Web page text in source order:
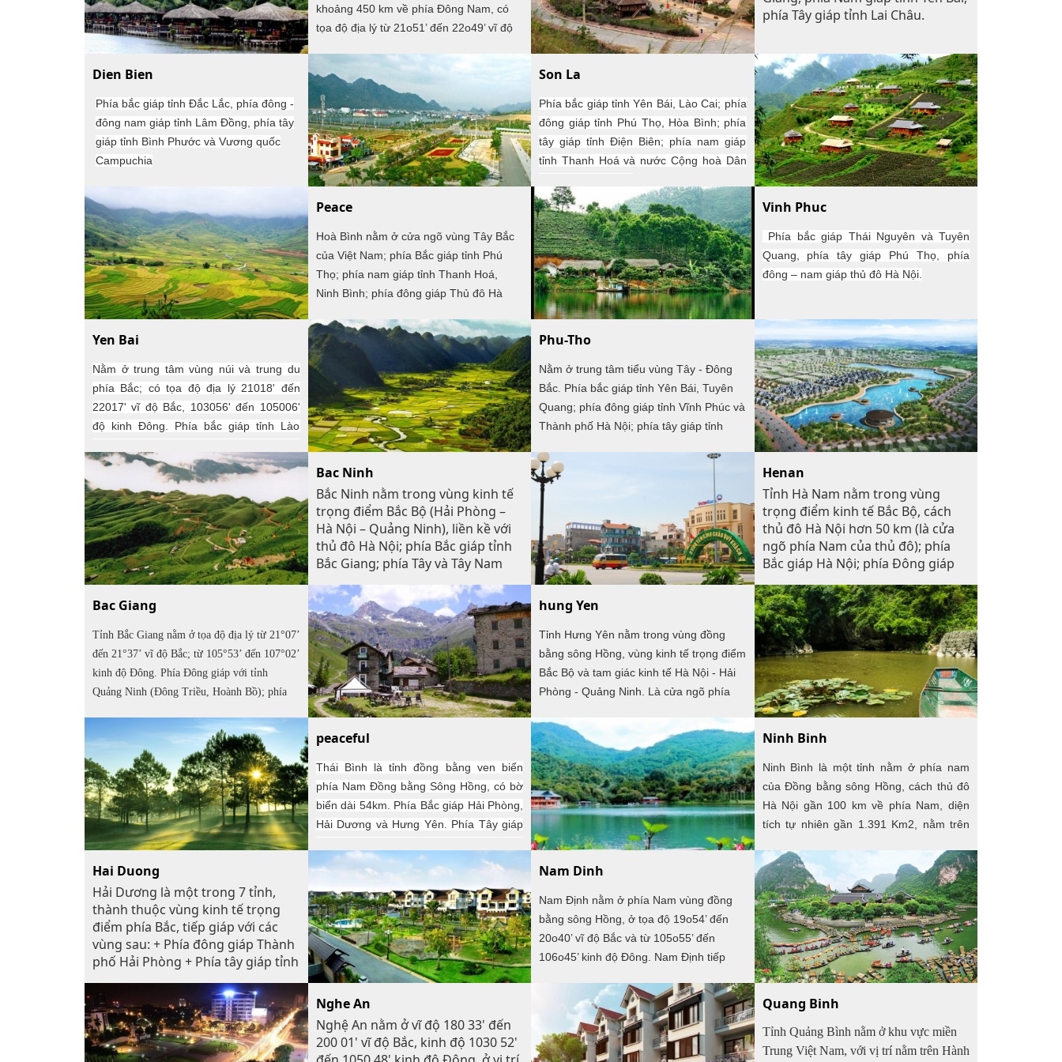
giáp Hải Phòng. Bờ biển dài 250km.
– nam từ 22o27’- 21o19’ vĩ bắc;
chiều đông – tây 106o06 - 107021’
kinh đông.
Dien Bien
Phía bắc giáp tỉnh Đắc Lắc, phía đông -
đông nam giáp tỉnh Lâm Đồng, phía tây
giáp tỉnh Bình Phước và Vương quốc
Campuchia
khoảng 450 km về phía Đông Nam, có
tọa độ địa lý từ 21o51’ đến 22o49’ vĩ độ
Đông; phía Bắc và Tây Bắc giáp tỉnh Vân
Nam của Trung Quốc, phía Tây giáp tỉnh
Điện Biên, phía Đông và phía Đông Nam
tiếp giáp với hai tỉnh Lào Cai và Yên Bái,
phía Nam tiếp giáp với tỉnh Sơn La. Có
265,095 km đường biên giới giáp với
Trung Quốc.
Son La
Phía bắc giáp tỉnh Yên Bái, Lào Cai; phía
đông giáp tỉnh Phú Thọ, Hòa Bình; phía
tây giáp tỉnh Điện Biên; phía nam giáp
tỉnh Thanh Hoá và nước Cộng hoà Dân
phía Tây giáp tỉnh Lai Châu.
Yen Bai
Nằm ở trung tâm vùng núi và trung du
phía Bắc; có tọa độ địa lý 21018' đến
22017' vĩ độ Bắc, 103056' đến 105006'
độ kinh Đông. Phía bắc giáp tỉnh Lào
giáp tỉnh Phú Thọ, phía đông giáp tỉnh
Tuyên Quang.
Peace
Hoà Bình nằm ở cửa ngõ vùng Tây Bắc
của Việt Nam; phía Bắc giáp tỉnh Phú
Thọ; phía nam giáp tỉnh Thanh Hoá,
Ninh Bình; phía đông giáp Thủ đô Hà
Thanh Hoá.
Phu-Tho
Nằm ở trung tâm tiểu vùng Tây - Đông
Bắc. Phía bắc giáp tỉnh Yên Bái, Tuyên
Quang; phía đông giáp tỉnh Vĩnh Phúc và
Thành phố Hà Nội; phía tây giáp tỉnh
Vinh Phuc
Phía bắc giáp Thái Nguyên và Tuyên
Quang, phía tây giáp Phú Thọ, phía
đông – nam giáp thủ đô Hà Nội.
Bac Giang
Tỉnh Bắc Giang nằm ở tọa độ địa lý từ 21°07’
đến 21°37’ vĩ độ Bắc; từ 105°53’ đến 107°02’
kinh độ Đông. Phía Đông giáp với tỉnh
Quảng Ninh (Đông Triều, Hoành Bồ); phía
phía Nam giáp với tỉnh Bắc Ninh (Sông Cầu),
tỉnh Hải Dương (Chí Linh); phía Bắc giáp với
tỉnh Lạng Sơn (Hữu Lũng); đặc biệt là phía
Tây Nam giáp với Thủ đô Hà Nội (Sóc Sơn)
Bac Ninh
Bắc Ninh nằm trong vùng kinh tế
trọng điểm Bắc Bộ (Hải Phòng –
Hà Nội – Quảng Ninh), liền kề với
thủ đô Hà Nội; phía Bắc giáp tỉnh
Bắc Giang; phía Tây và Tây Nam
giáp thủ đô Hà Nội; phía Nam giáp
tỉnh Hưng Yên; phía Đông giáp
tỉnh Hải Dương
hung Yen
Tỉnh Hưng Yên nằm trong vùng đồng
bằng sông Hồng, vùng kinh tế trọng điểm
Bắc Bộ và tam giác kinh tế Hà Nội - Hải
Phòng - Quảng Ninh. Là cửa ngõ phía
quốc lộ 5A và trên 20 km tuyến đường
sắt Hà Nội – Hải Phòng chạy qua. Ngoài
ra có quốc lộ 39A, 38 nối từ quốc lộ 5
qua thị xã đến quốc lộ 1A qua cầu Yên
Lệnh và quốc lộ 10 qua cầu Triều
Dương, là trục giao thông quan trọng nối
các tỉnh Tây- Nam Bắc bộ (Hà Nam, Ninh
Henan
Tỉnh Hà Nam nằm trong vùng
trọng điểm kinh tế Bắc Bộ, cách
thủ đô Hà Nội hơn 50 km (là cửa
ngõ phía Nam của thủ đô); phía
Bắc giáp Hà Nội; phía Đông giáp
Hưng Yên, Thái Bình; phía Nam
giáp Nam Định, Ninh Bình; phía
Tây giáp Hòa Bình
Hai Duong
Hải Dương là một trong 7 tỉnh,
thành thuộc vùng kinh tế trọng
điểm phía Bắc, tiếp giáp với các
vùng sau: + Phía đông giáp Thành
phố Hải Phòng + Phía tây giáp tỉnh
Hưng Yên + Phía nam giáp tỉnh
Thái Bình + Phía bắc giáp tỉnh Bắc
Giang
peaceful
Thái Bình là tỉnh đồng bằng ven biển
phía Nam Đồng bằng Sông Hồng, có bờ
biển dài 54km. Phía Bắc giáp Hải Phòng,
Hải Dương và Hưng Yên. Phía Tây giáp
Đông giáp biển Đông
Nam Dinh
Nam Định nằm ở phía Nam vùng đồng
bằng sông Hồng, ở tọa độ 19o54’ đến
20o40’ vĩ độ Bắc và từ 105o55’ đến
106o45’ kinh độ Đông. Nam Định tiếp
Ninh Bình ở phía nam, tỉnh Hà Nam ở
phía tây bắc, giáp biển (vịnh Bắc Bộ) ở
phía Đông.
Ninh Binh
Ninh Bình là một tỉnh nằm ở phía nam
của Đồng bằng sông Hồng, cách thủ đô
Hà Nội gần 100 km về phía Nam, diện
tích tự nhiên gần 1.391 Km2, nằm trên
Với lợi thế gần thủ đô và vùng trung tâm
kinh tế phía Bắc, Ninh Bình có vị trí địa lý
và giao thông tương đối thuận lợi để phát
triển kinh tế - xã hội. - Phía Bắc giáp tỉnh
Hòa Bình, - Phía Đông và Đông Bắc giáp
tỉnh Nam Định và Hà Nam, - Phía Nam
giáp biển Đông, - Phía Tây và Tây Nam
Nghe An
Nghệ An nằm ở vĩ độ 180 33' đến
200 01' vĩ độ Bắc, kinh độ 1030 52'
Quang Binh
Tỉnh Quảng Bình nằm ở khu vực miền
Trung Việt Nam, với vị trí nằm trên Hành